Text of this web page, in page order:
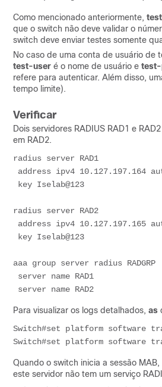
Como mencionado anteriormente,
que o switch não deve validar o
switch deve enviar testes somente
No caso de uma conta de usuário de
test-user é o nome de usuário e test-
refere para autenticar. Além disso,
tempo limite).
Verificar
Dois servidores RADIUS RAD1 e
em RAD2.
radius server RAD1
radius server RAD2
aaa group server radius RADGRP
server name RAD2
Para visualizar os logs detalhados, as
Switch#set platform software
Switch#set platform software
Quando o switch inicia a sessão
este servidor não tem um serviço